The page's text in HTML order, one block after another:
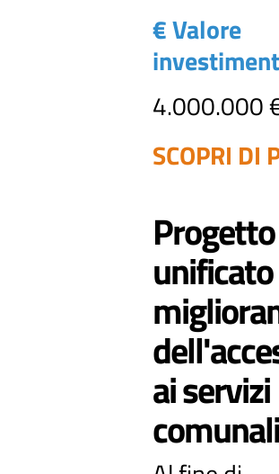
€ Valore
4.000.000
SCOPRI DI
Progetto
ai servizi
comunali